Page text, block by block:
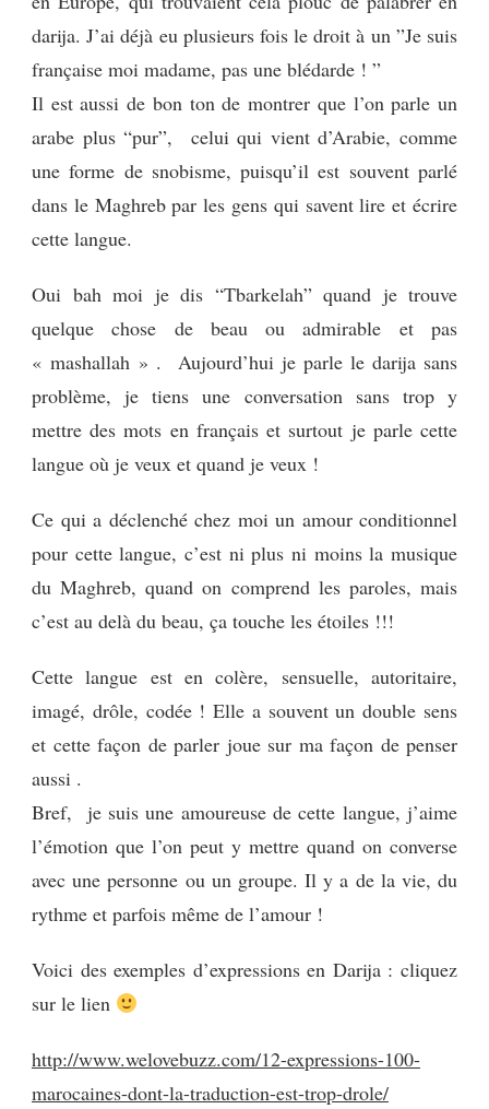
darija. J’ai déjà eu plusieurs fois le droit à un ”Je suis
française moi madame, pas une blédarde ! ”
Il est aussi de bon ton de montrer que l’on parle un
arabe plus “pur”, celui qui vient d’Arabie, comme
une forme de snobisme, puisqu’il est souvent parlé
dans le Maghreb par les gens qui savent lire et écrire
cette langue.
Oui bah moi je dis “Tbarkelah” quand je trouve
quelque chose de beau ou admirable et pas
« mashallah » . Aujourd’hui je parle le darija sans
problème, je tiens une conversation sans trop y
mettre des mots en français et surtout je parle cette
langue où je veux et quand je veux !
Ce qui a déclenché chez moi un amour conditionnel
pour cette langue, c’est ni plus ni moins la musique
du Maghreb, quand on comprend les paroles, mais
c’est au delà du beau, ça touche les étoiles !!!
Cette langue est en colère, sensuelle, autoritaire,
imagé, drôle, codée ! Elle a souvent un double sens
et cette façon de parler joue sur ma façon de penser
aussi .
Bref, je suis une amoureuse de cette langue, j’aime
l’émotion que l’on peut y mettre quand on converse
avec une personne ou un groupe. Il y a de la vie, du
rythme et parfois même de l’amour !
Voici des exemples d’expressions en Darija : cliquez
sur le lien
http://www.welovebuzz.com/12-expressions-100-
marocaines-dont-la-traduction-est-trop-drole/